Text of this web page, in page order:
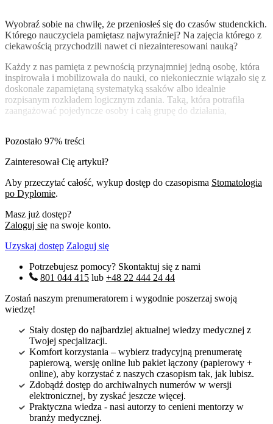
Wyobraź sobie na chwilę, że przeniosłeś się do czasów studenckich.
Którego nauczyciela pamiętasz najwyraźniej? Na zajęcia którego z
ciekawością przychodzili nawet ci niezainteresowani nauką?
Każdy z nas pamięta z pewnością przynajmniej jedną osobę, która
inspirowała i mobilizowała do nauki, co niekoniecznie wiązało się z
doskonale zapamiętaną systematyką ssaków albo idealnie
rozpisanym rozkładem logicznym zdania. Taką, która potrafiła
zaangażować pojedyncze osoby i całą grupę do działania,
Pozostało 97% treści
Zainteresował Cię artykuł?
Aby przeczytać całość, wykup dostęp do czasopisma Stomatologia
po Dyplomie.
Masz już dostęp?
Zaloguj się na swoje konto.
Uzyskaj dostęp Zaloguj się
Potrzebujesz pomocy? Skontaktuj się z nami
801 044 415 lub +48 22 444 24 44
Zostań naszym prenumeratorem i wygodnie poszerzaj swoją
wiedzę!
Stały dostęp do najbardziej aktualnej wiedzy medycznej z
Twojej specjalizacji.
Komfort korzystania – wybierz tradycyjną prenumeratę
papierową, wersję online lub pakiet łączony (papierowy +
online), aby korzystać z naszych czasopism tak, jak lubisz.
Zdobądź dostęp do archiwalnych numerów w wersji
elektronicznej, by zyskać jeszcze więcej.
Praktyczna wiedza - nasi autorzy to cenieni mentorzy w
branży medycznej.